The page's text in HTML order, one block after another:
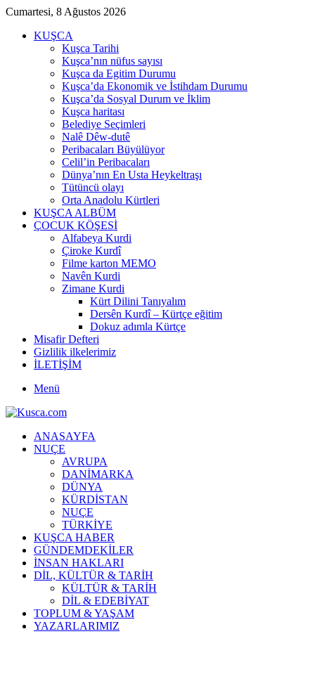
Cumartesi, 8 Ağustos 2026
KUŞCA
Kuşca Tarihi
Kuşca’nın nüfus sayısı
Kuşca da Egitim Durumu
Kuşca’da Ekonomik ve İstihdam Durumu
Kuşca’da Sosyal Durum ve İklim
Kuşca haritası
Belediye Seçimleri
Nalê Dêw-dutê
Peribacaları Büyülüyor
Celil’in Peribacaları
Dünya’nın En Usta Heykeltraşı
Tütüncü olayı
Orta Anadolu Kürtleri
KUŞCA ALBÜM
ÇOCUK KÖŞESİ
Alfabeya Kurdi
Çiroke Kurdî
Filme karton MEMO
Navên Kurdi
Zimane Kurdi
Kürt Dilini Tanıyalım
Dersên Kurdî – Kürtçe eğitim
Dokuz adımla Kürtçe
Misafir Defteri
Gizlilik ilkelerimiz
İLETİŞİM
Menü
ANASAYFA
NUÇE
AVRUPA
DANİMARKA
DÜNYA
KÜRDİSTAN
NUÇE
TÜRKİYE
KUŞCA HABER
GÜNDEMDEKİLER
İNSAN HAKLARI
DİL, KÜLTÜR & TARİH
KÜLTÜR & TARİH
DİL & EDEBİYAT
TOPLUM & YAŞAM
YAZARLARIMIZ